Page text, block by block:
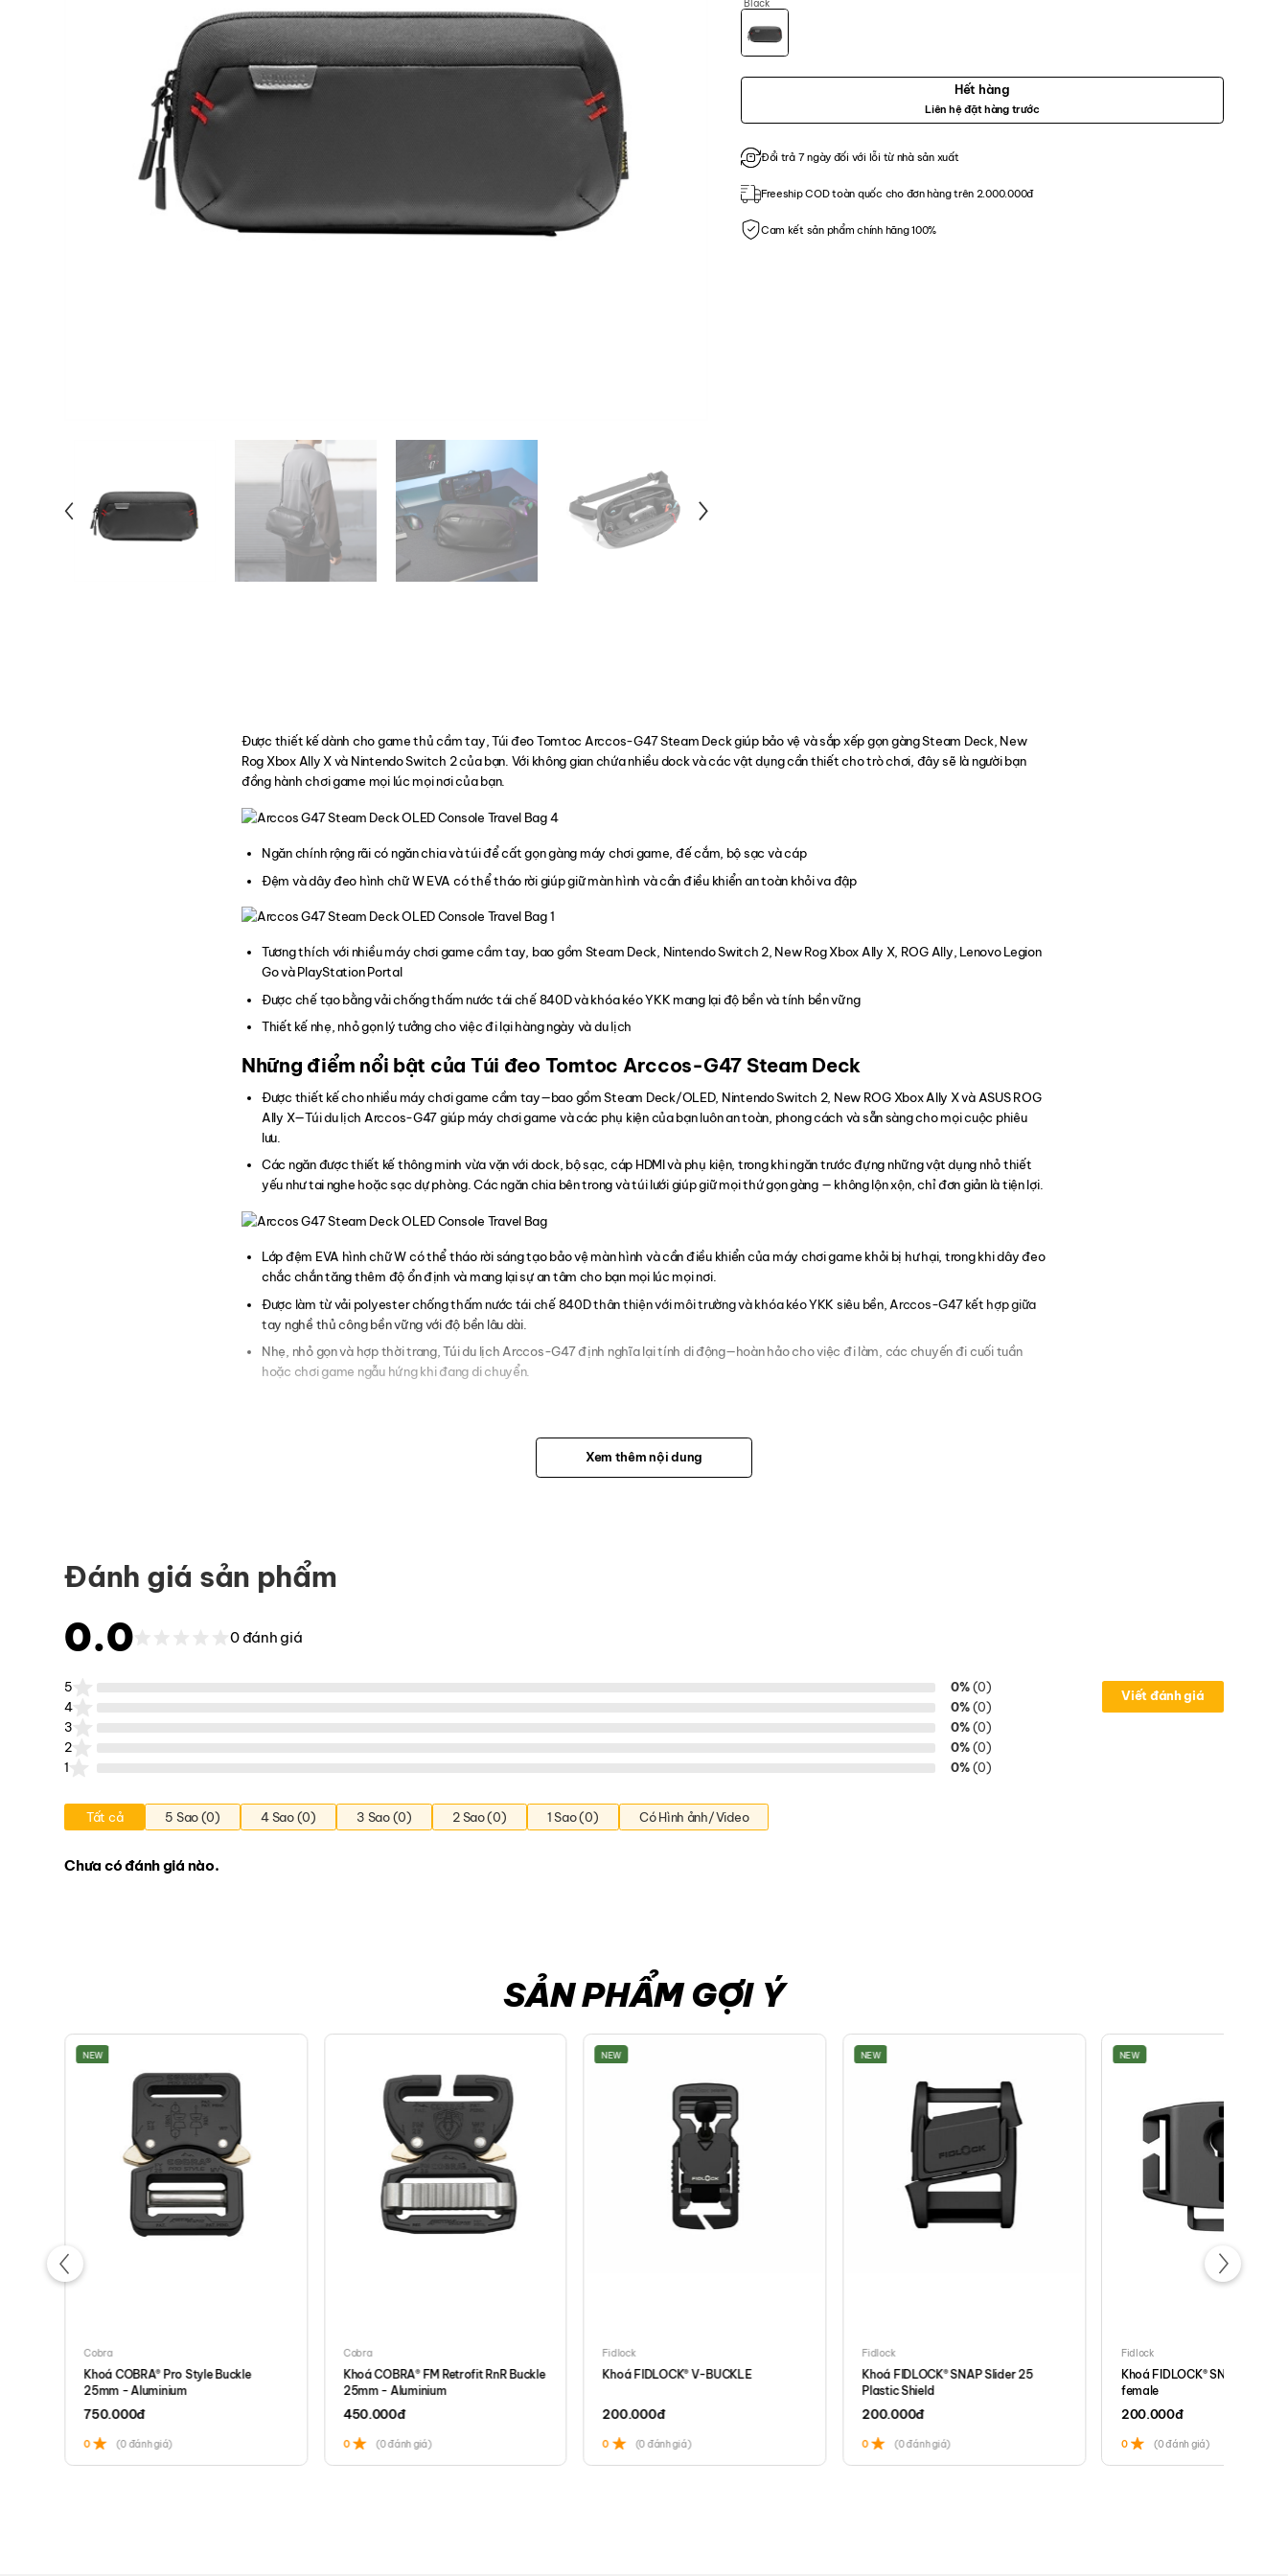
Black
Hết hàng
Liên hệ đặt hàng trước
Đổi trả 7 ngày đối với lỗi từ nhà sản xuất
Freeship COD toàn quốc cho đơn hàng trên 2.000.000đ
Cam kết sản phẩm chính hãng 100%
Được thiết kế dành cho game thủ cầm tay, Túi đeo Tomtoc Arccos-G47 Steam Deck giúp bảo vệ và sắp xếp gọn gàng Steam Deck, New
Rog Xbox Ally X và Nintendo Switch 2 của bạn. Với không gian chứa nhiều dock và các vật dụng cần thiết cho trò chơi, đây sẽ là người bạn
đồng hành chơi game mọi lúc mọi nơi của bạn.
Ngăn chính rộng rãi có ngăn chia và túi để cất gọn gàng máy chơi game, đế cắm, bộ sạc và cáp
Đệm và dây đeo hình chữ W EVA có thể tháo rời giúp giữ màn hình và cần điều khiển an toàn khỏi va đập
Tương thích với nhiều máy chơi game cầm tay, bao gồm Steam Deck, Nintendo Switch 2, New Rog Xbox Ally X, ROG Ally, Lenovo Legion
Go và PlayStation Portal
Được chế tạo bằng vải chống thấm nước tái chế 840D và khóa kéo YKK mang lại độ bền và tính bền vững
Thiết kế nhẹ, nhỏ gọn lý tưởng cho việc đi lại hàng ngày và du lịch
Những điểm nổi bật của Túi đeo Tomtoc Arccos-G47 Steam Deck
Được thiết kế cho nhiều máy chơi game cầm tay—bao gồm Steam Deck/OLED, Nintendo Switch 2, New ROG Xbox Ally X và ASUS ROG
Ally X—Túi du lịch Arccos-G47 giúp máy chơi game và các phụ kiện của bạn luôn an toàn, phong cách và sẵn sàng cho mọi cuộc phiêu
lưu.
Các ngăn được thiết kế thông minh vừa vặn với dock, bộ sạc, cáp HDMI và phụ kiện, trong khi ngăn trước đựng những vật dụng nhỏ thiết
yếu như tai nghe hoặc sạc dự phòng. Các ngăn chia bên trong và túi lưới giúp giữ mọi thứ gọn gàng — không lộn xộn, chỉ đơn giản là tiện lợi.
Lớp đệm EVA hình chữ W có thể tháo rời sáng tạo bảo vệ màn hình và cần điều khiển của máy chơi game khỏi bị hư hại, trong khi dây đeo
chắc chắn tăng thêm độ ổn định và mang lại sự an tâm cho bạn mọi lúc mọi nơi.
Được làm từ vải polyester chống thấm nước tái chế 840D thân thiện với môi trường và khóa kéo YKK siêu bền, Arccos-G47 kết hợp giữa
tay nghề thủ công bền vững với độ bền lâu dài.
Nhẹ, nhỏ gọn và hợp thời trang, Túi du lịch Arccos-G47 định nghĩa lại tính di động—hoàn hảo cho việc đi làm, các chuyến đi cuối tuần
hoặc chơi game ngẫu hứng khi đang di chuyển.
Sản phẩm này tương thích với:
Lenovo Legion Go
PlayStation Portal
Xem thêm nội dung
Đánh giá sản phẩm
0.0 0 đánh giá
5 0%(0)
4
0%(0)
3
0%(0)
2
0%(0)
1
0%(0)
Viết đánh giá
Tất cả 5 Sao (0) 4 Sao (0) 3 Sao (0) 2 Sao (0) 1 Sao (0) Có Hình ảnh/Video
Chưa có đánh giá nào.
SẢN PHẨM GỢI Ý
NEW
Cobra
Khoá COBRA® Pro Style Buckle
25mm - Aluminium
750.000đ
0 (0 đánh giá)
Cobra
Khoá COBRA® FM Retrofit RnR Buckle
25mm - Aluminium
450.000đ
0 (0 đánh giá)
NEW
Fidlock
Khoá FIDLOCK® V-BUCKLE
200.000đ
0 (0 đánh giá)
NEW
Fidlock
Khoá FIDLOCK® SNAP Slider 25
Plastic Shield
200.000đ
0 (0 đánh giá)
NEW
Fidlock
Khoá FIDLOCK® SNAP pull
female
200.000đ
0 (0 đánh giá)